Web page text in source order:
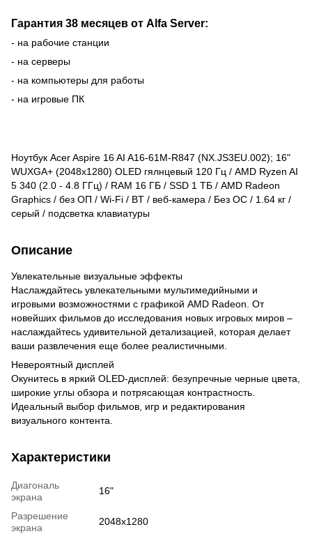
Гарантия 38 месяцев от Alfa Server:
- на рабочие станции
- на серверы
- на компьютеры для работы
- на игровые ПК
Ноутбук Acer Aspire 16 AI A16-61M-R847 (NX.JS3EU.002); 16"
WUXGA+ (2048x1280) OLED гялнцевый 120 Гц / AMD Ryzen AI
5 340 (2.0 - 4.8 ГГц) / RAM 16 ГБ / SSD 1 ТБ / AMD Radeon
Graphics / без ОП / Wi-Fi / BT / веб-камера / Без ОС / 1.64 кг /
серый / подсветка клавиатуры
Описание
Увлекательные визуальные эффекты
Наслаждайтесь увлекательными мультимедийными и
игровыми возможностями с графикой AMD Radeon. От
новейших фильмов до исследования новых игровых миров –
наслаждайтесь удивительной детализацией, которая делает
ваши развлечения еще более реалистичными.
Невероятный дисплей
Окунитесь в яркий OLED-дисплей: безупречные черные цвета,
широкие углы обзора и потрясающая контрастность.
Идеальный выбор фильмов, игр и редактирования
визуального контента.
Характеристики
Диагональ
экрана
16"
Разрешение
экрана
2048x1280